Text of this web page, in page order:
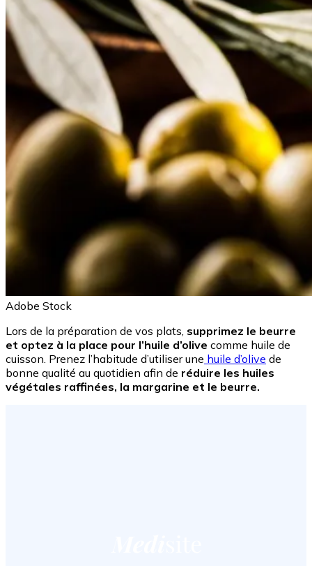
Adobe Stock
Lors de la préparation de vos plats, supprimez le beurre
et optez à la place pour l’huile d’olive comme huile de
cuisson. Prenez l’habitude d’utiliser une huile d’olive de
bonne qualité au quotidien afin de réduire les huiles
végétales raffinées, la margarine et le beurre.